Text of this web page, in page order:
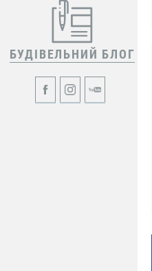
БУДІВЕЛЬНИЙ БЛОГ